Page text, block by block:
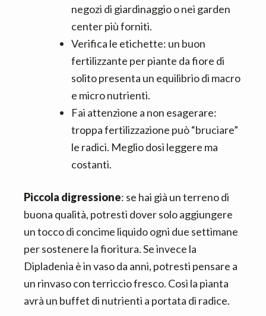
negozi di giardinaggio o nei garden
center più forniti.
Verifica le etichette: un buon
fertilizzante per piante da fiore di
solito presenta un equilibrio di macro
e micro nutrienti.
Fai attenzione a non esagerare:
troppa fertilizzazione può “bruciare”
le radici. Meglio dosi leggere ma
costanti.
Piccola digressione: se hai già un terreno di
buona qualità, potresti dover solo aggiungere
un tocco di concime liquido ogni due settimane
per sostenere la fioritura. Se invece la
Dipladenia è in vaso da anni, potresti pensare a
un rinvaso con terriccio fresco. Così la pianta
avrà un buffet di nutrienti a portata di radice.